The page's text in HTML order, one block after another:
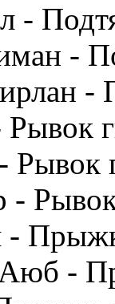
-
-
-
Рывок
-
-
-